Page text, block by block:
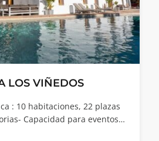
LOS VIÑEDOS
: 10 habitaciones, 22 plazas
Capacidad para eventos…